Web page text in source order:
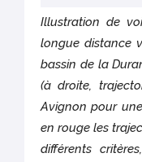
Illustration de
longue distance
bassin de la
(à droite,
Avignon pour
en rouge les
différents